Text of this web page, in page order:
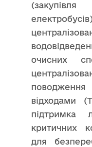
(закупівля
очисних
поводження
відходами
підтримка
критичних
для